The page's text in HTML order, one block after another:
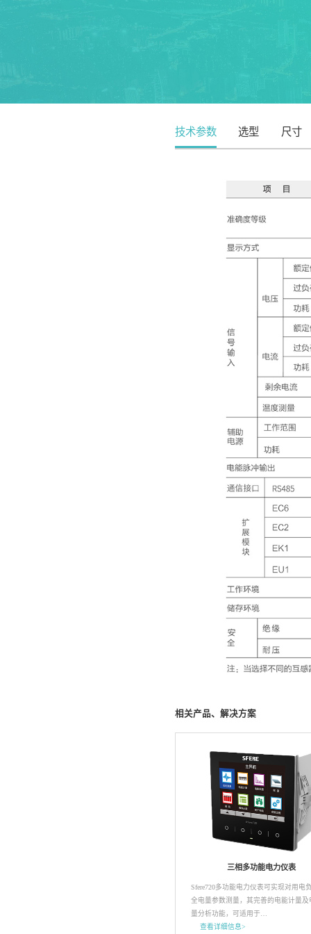
技术参数 选型 尺寸
相关产品、解决方案
三相多功能电力仪表
Sfere720多功能电力仪表可实现对用电
全电量参数测量，其完善的电能计量及
量分析功能，可适用于…
查看详细信息>